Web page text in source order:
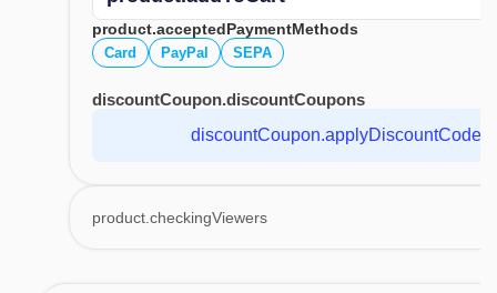
product.acceptedPaymentMethods
Card PayPal SEPA
discountCoupon.discountCoupons
discountCoupon.applyDiscountCode
product.checkingViewers